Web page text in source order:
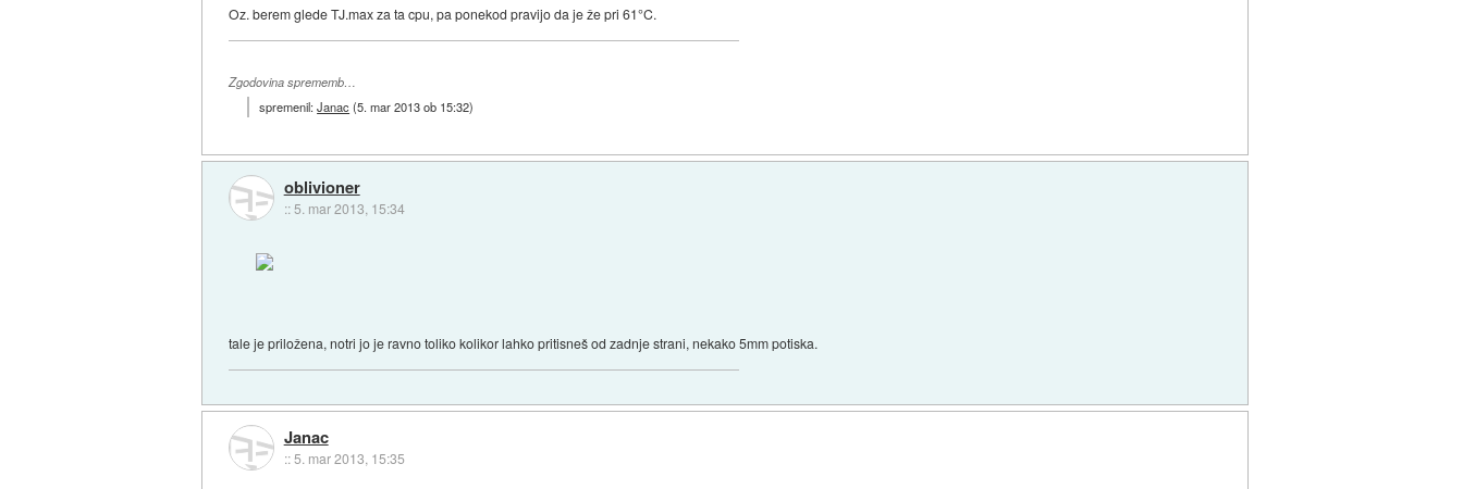
Oz. berem glede TJ.max za ta cpu, pa ponekod pravijo da je že pri 61°C.
Zgodovina sprememb…
spremenil:Janac(5. mar 2013 ob 15:32)
oblivioner
:: 5. mar 2013, 15:34
tale je priložena, notri jo je ravno toliko kolikor lahko pritisneš od zadnje strani, nekako 5mm potiska.
Janac
::5. mar 2013, 15:35